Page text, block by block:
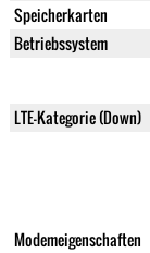
Speicherkarten
Betriebssystem
LTE-Kategorie (Down)
Modemeigenschaften